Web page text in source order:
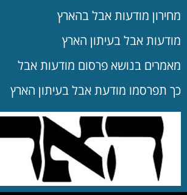
מחירון מודעות אבל בהארץ
מודעות אבל בעיתון הארץ
מאמרים בנושא פרסום מודעות אבל
כך תפרסמו מודעת אבל בעיתון הארץ